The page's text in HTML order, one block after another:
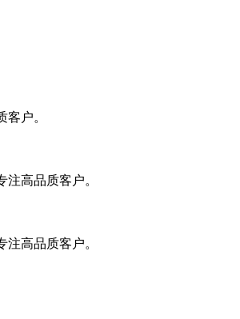
户。
高品质客户。
高品质客户。